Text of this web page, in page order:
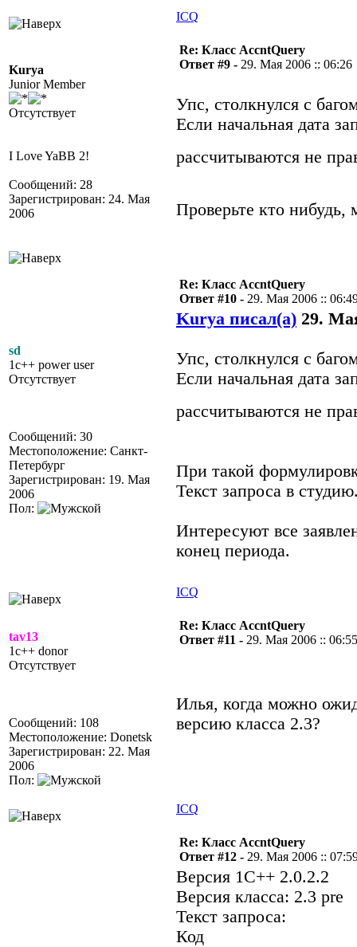
ICQ
Kurya
Junior Member
Отсутствует
I Love YaBB 2!
Сообщений: 28
Зарегистрирован: 24. Мая
2006
Re: Класс AccntQuery
Ответ #9 - 29. Мая 2006 :: 06:26
Упс, столкнулся с
Если начальная дата
рассчитываются не
Проверьте кто
sd
1c++ power user
Отсутствует
Сообщений: 30
Местоположение: Санкт-
Петербург
Зарегистрирован: 19. Мая
2006
Пол:
Re: Класс AccntQuery
Ответ #10 - 29. Мая 2006 ::
Kurya писал(а) 29.
Упс, столкнулся с
Если начальная дата
рассчитываются не
При такой
Текст запроса в
Интересуют все
конец периода.
ICQ
tav13
1c++ donor
Отсутствует
Сообщений: 108
Местоположение: Donetsk
Зарегистрирован: 22. Мая
2006
Пол:
Re: Класс AccntQuery
Ответ #11 - 29. Мая 2006 :: 06:55
Илья, когда можно
версию класса 2.3?
ICQ
Re: Класс AccntQuery
Ответ #12 - 29. Мая 2006 ::
Версия 1С++ 2.0.2.2
Версия класса: 2.3 pre
Текст запроса:
Код